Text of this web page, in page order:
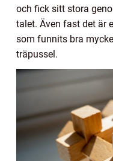
och fick sitt stora
talet. Även fast det är
som funnits bra
träpussel.